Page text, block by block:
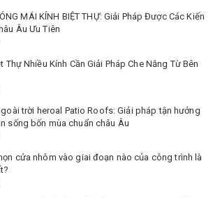
MÁI KÍNH BIỆT THỰ: Giải Pháp Được Các Kiến
Âu Ưu Tiên
Thự Nhiều Kính Cần Giải Pháp Che Nắng Từ Bên
trời heroal Patio Roofs: Giải pháp tận hưởng
sống bốn mùa chuẩn châu Âu
cửa nhôm vào giai đoạn nào của công trình là